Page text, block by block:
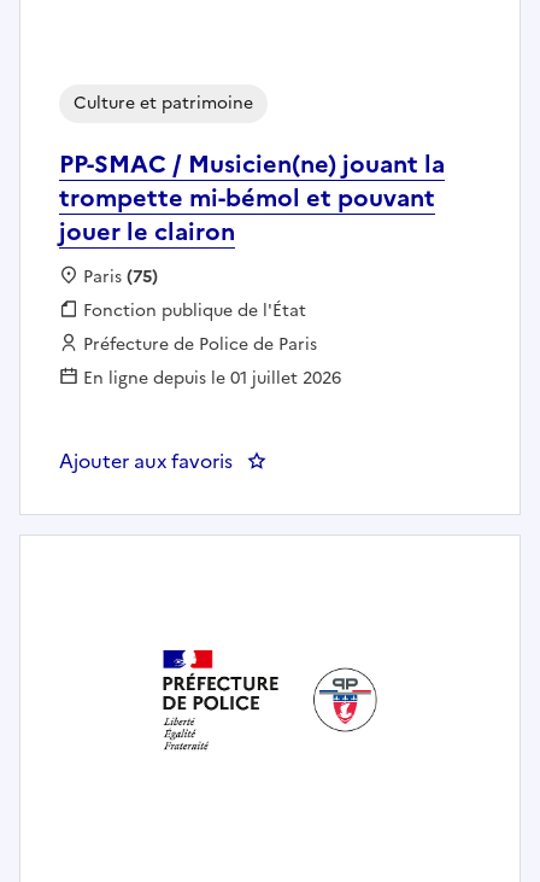
PP-SMAC / Musicien(ne) jouant la
trompette mi-bémol et pouvant
jouer le clairon
Culture et patrimoine
Localisation :
Paris(75)
Fonction publique :
Fonction publique de l'État
Employeur :
Préfecture de Police de Paris
En ligne depuis le 01 juillet 2026
Ajouter aux favoris : PP-SMAC / Musicien(ne)